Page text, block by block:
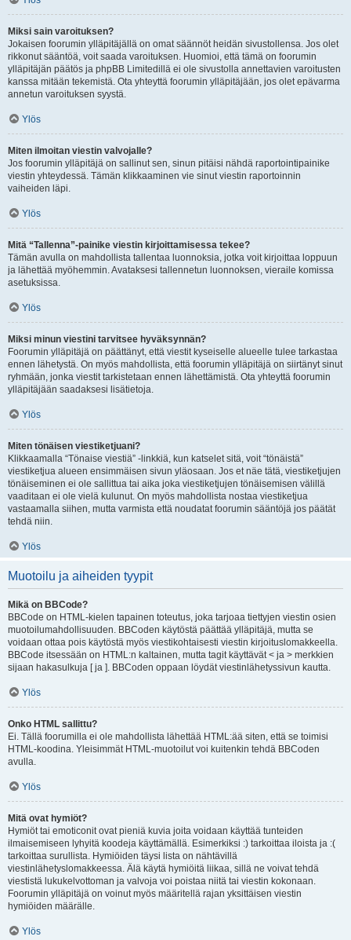
Miksi sain varoituksen?
Jokaisen foorumin ylläpitäjällä on omat säännöt heidän sivustollensa. Jos olet
rikkonut sääntöä, voit saada varoituksen. Huomioi, että tämä on foorumin
ylläpitäjän päätös ja phpBB Limitedillä ei ole sivustolla annettavien varoitusten
kanssa mitään tekemistä. Ota yhteyttä foorumin ylläpitäjään, jos olet epävarma
annetun varoituksen syystä.
Ylös
Miten ilmoitan viestin valvojalle?
Jos foorumin ylläpitäjä on sallinut sen, sinun pitäisi nähdä raportointipainike
viestin yhteydessä. Tämän klikkaaminen vie sinut viestin raportoinnin
vaiheiden läpi.
Ylös
Mitä “Tallenna”-painike viestin kirjoittamisessa tekee?
Tämän avulla on mahdollista tallentaa luonnoksia, jotka voit kirjoittaa loppuun
ja lähettää myöhemmin. Avataksesi tallennetun luonnoksen, vieraile komissa
asetuksissa.
Ylös
Miksi minun viestini tarvitsee hyväksynnän?
Foorumin ylläpitäjä on päättänyt, että viestit kyseiselle alueelle tulee tarkastaa
ennen lähetystä. On myös mahdollista, että foorumin ylläpitäjä on siirtänyt sinut
ryhmään, jonka viestit tarkistetaan ennen lähettämistä. Ota yhteyttä foorumin
ylläpitäjään saadaksesi lisätietoja.
Ylös
Miten tönäisen viestiketjuani?
Klikkaamalla “Tönaise viestiä” -linkkiä, kun katselet sitä, voit “tönäistä”
viestiketjua alueen ensimmäisen sivun yläosaan. Jos et näe tätä, viestiketjujen
tönäiseminen ei ole sallittua tai aika joka viestiketjujen tönäisemisen välillä
vaaditaan ei ole vielä kulunut. On myös mahdollista nostaa viestiketjua
vastaamalla siihen, mutta varmista että noudatat foorumin sääntöjä jos päätät
tehdä niin.
Ylös
Muotoilu ja aiheiden tyypit
Mikä on BBCode?
BBCode on HTML-kielen tapainen toteutus, joka tarjoaa tiettyjen viestin osien
muotoilumahdollisuuden. BBCoden käytöstä päättää ylläpitäjä, mutta se
voidaan ottaa pois käytöstä myös viestikohtaisesti viestin kirjoituslomakkeella.
BBCode itsessään on HTML:n kaltainen, mutta tagit käyttävät < ja > merkkien
sijaan hakasulkuja [ ja ]. BBCoden oppaan löydät viestinlähetyssivun kautta.
Ylös
Onko HTML sallittu?
Ei. Tällä foorumilla ei ole mahdollista lähettää HTML:ää siten, että se toimisi
HTML-koodina. Yleisimmät HTML-muotoilut voi kuitenkin tehdä BBCoden
avulla.
Ylös
Mitä ovat hymiöt?
Hymiöt tai emoticonit ovat pieniä kuvia joita voidaan käyttää tunteiden
ilmaisemiseen lyhyitä koodeja käyttämällä. Esimerkiksi :) tarkoittaa iloista ja :(
tarkoittaa surullista. Hymiöiden täysi lista on nähtävillä
viestinlähetyslomakkeessa. Älä käytä hymiöitä liikaa, sillä ne voivat tehdä
viestistä lukukelvottoman ja valvoja voi poistaa niitä tai viestin kokonaan.
Foorumin ylläpitäjä on voinut myös määritellä rajan yksittäisen viestin
hymiöiden määrälle.
Ylös